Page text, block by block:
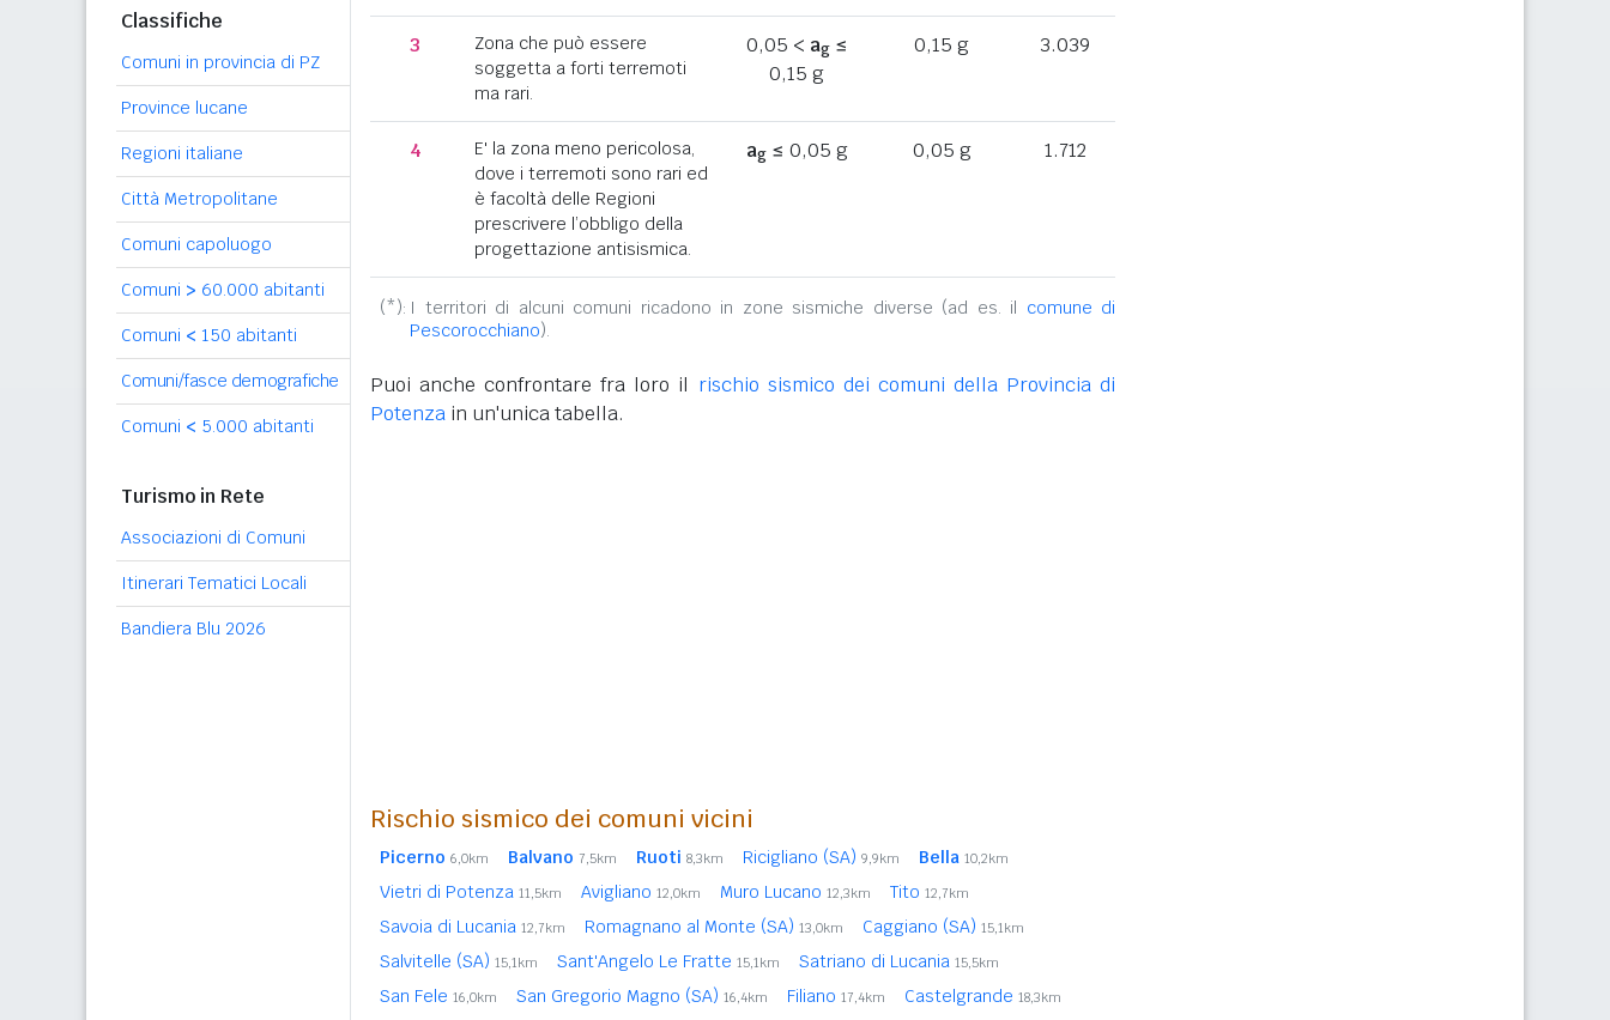
Classifiche
Comuni in provincia di PZ
Province lucane
Regioni italiane
Città Metropolitane
Comuni capoluogo
Comuni > 60.000 abitanti
Comuni < 150 abitanti
Comuni/fasce demografiche
Comuni < 5.000 abitanti
Turismo in Rete
Associazioni di Comuni
Itinerari Tematici Locali
Bandiera Blu 2026
3
Zona che può essere
soggetta a forti terremoti
ma rari.
0,05 < ag≤
0,15 g
0,15 g 3.039
4
E' la zona meno pericolosa,
dove i terremoti sono rari ed
è facoltà delle Regioni
prescrivere l’obbligo della
progettazione antisismica.
ag≤ 0,05 g 0,05 g 1.712
(*): I territori di alcuni comuni ricadono in zone sismiche diverse (ad es. il comune di
Pescorocchiano).
Puoi anche confrontare fra loro il rischio sismico dei comuni della Provincia di
Potenza in un'unica tabella.
Rischio sismico dei comuni vicini
Picerno 6,0km Balvano 7,5km Ruoti 8,3km Ricigliano (SA) 9,9km Bella 10,2km
Vietri di Potenza 11,5km Avigliano 12,0km Muro Lucano 12,3km Tito 12,7km
Savoia di Lucania 12,7km Romagnano al Monte (SA) 13,0km Caggiano (SA) 15,1km
Salvitelle (SA) 15,1km Sant'Angelo Le Fratte 15,1km Satriano di Lucania 15,5km
San Fele 16,0km San Gregorio Magno (SA) 16,4km Filiano 17,4km Castelgrande 18,3km